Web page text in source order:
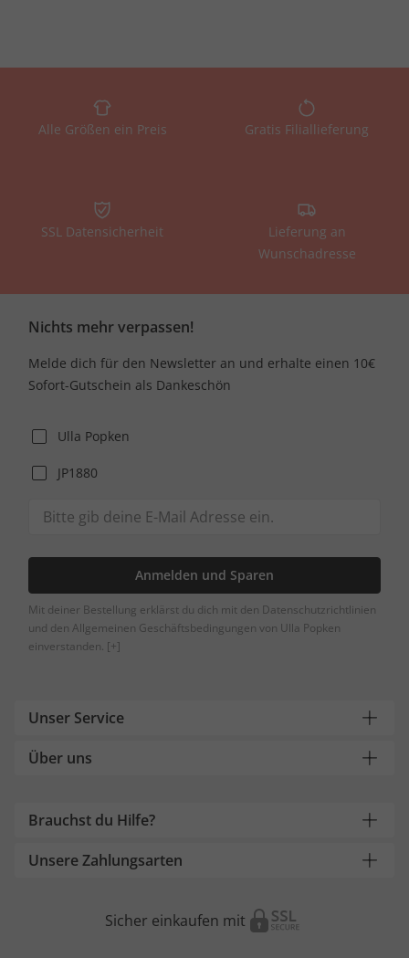
Alle Größen ein Preis Gratis Filiallieferung
SSL Datensicherheit
Lieferung an
Wunschadresse
Nichts mehr verpassen!
Melde dich für den Newsletter an und erhalte einen 10€
Sofort-Gutschein als Dankeschön
Ulla Popken
JP1880
Anmelden und Sparen
Mit deiner Bestellung erklärst du dich mit den Datenschutzrichtlinien
und den Allgemeinen Geschäftsbedingungen von Ulla Popken
einverstanden. [+]
Unser Service
Über uns
Brauchst du Hilfe?
Unsere Zahlungsarten
Sicher einkaufen mit